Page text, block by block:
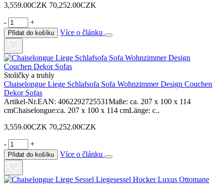
3,559.00CZK 70,252.00CZK
- +
Přidat do košíku Více o článku
Stoličky a truhly
Chaiselongue Liege Schlafsofa Sofa Wohnzimmer Design Couchen
Dekor Sofas
Artikel-Nr.EAN: 4062292725531Maße: ca. 207 x 100 x 114
cmChaiselongue:ca. 207 x 100 x 114 cmLänge: c..
3,559.00CZK 70,252.00CZK
- +
Přidat do košíku Více o článku